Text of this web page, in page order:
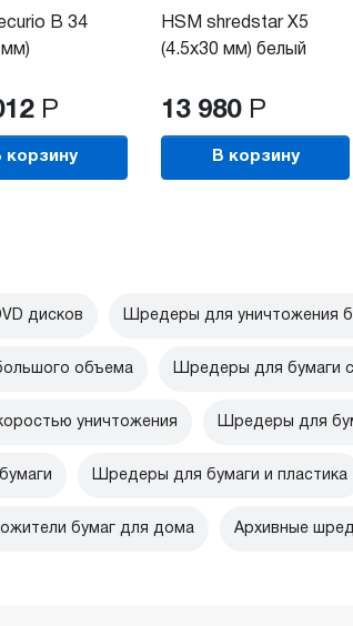
B 34
мм)
Р
корзину
HSM shredstar X5
(4.5x30 мм) белый
13 980 Р
В корзину
дисков Шредеры для уничтожения
объема Шредеры для бумаги
уничтожения Шредеры для
Шредеры для бумаги и пластика
бумаг для дома Архивные